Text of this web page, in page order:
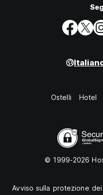
Ostelli Hotel
© 1999-2026
Avviso sulla protezione